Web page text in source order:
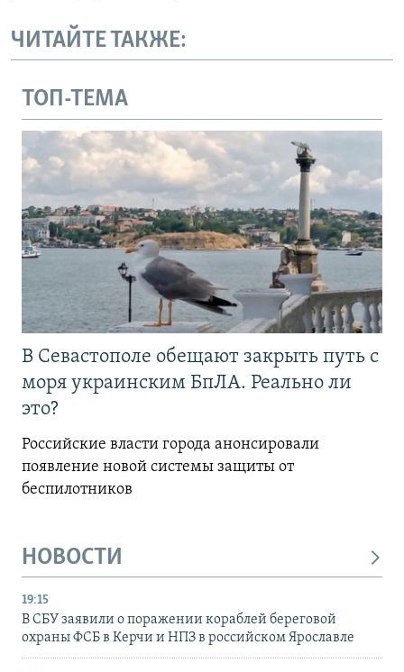
ЧИТАЙТЕ ТАКЖЕ:
ТОП-ТЕМА
В Севастополе обещают закрыть путь с
моря украинским БпЛА. Реально ли
это?
Российские власти города анонсировали
появление новой системы защиты от
беспилотников
НОВОСТИ
19:15
В СБУ заявили о поражении кораблей береговой
охраны ФСБ в Керчи и НПЗ в российском Ярославле